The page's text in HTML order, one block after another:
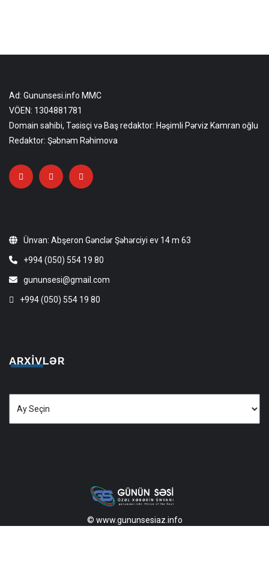
Ad: Gununsesi.info MMC
VÖEN: 1304881781
Domain sahibi, Təsisçi və Baş redaktor: Həşimli Pərviz Kamran oğlu
Redaktor: Şəbnəm Rəhimova
Ünvan: Abşeron Gənclər Şəhərciyi ev 14 m 63
+994 (050) 554 19 80
gununsesi@gmail.com
+994 (050) 554 19 80
ARXIVLƏR
Arxivlər
© www.gununsesiaz.info